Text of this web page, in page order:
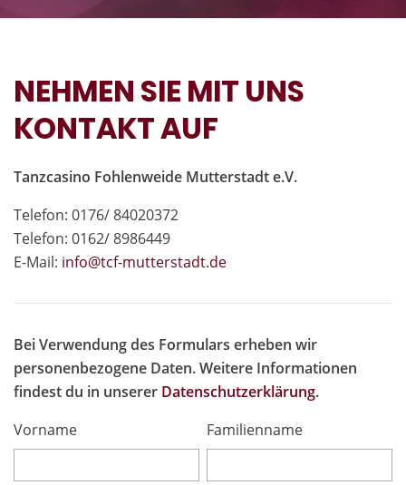
NEHMEN SIE MIT UNS
KONTAKT AUF
Tanzcasino Fohlenweide Mutterstadt e.V.
Telefon: 0176/ 84020372
Telefon: 0162/ 8986449
E-Mail: info@tcf-mutterstadt.de
Bei Verwendung des Formulars erheben wir
personenbezogene Daten. Weitere Informationen
findest du in unserer Datenschutzerklärung.
Vorname
Familienname